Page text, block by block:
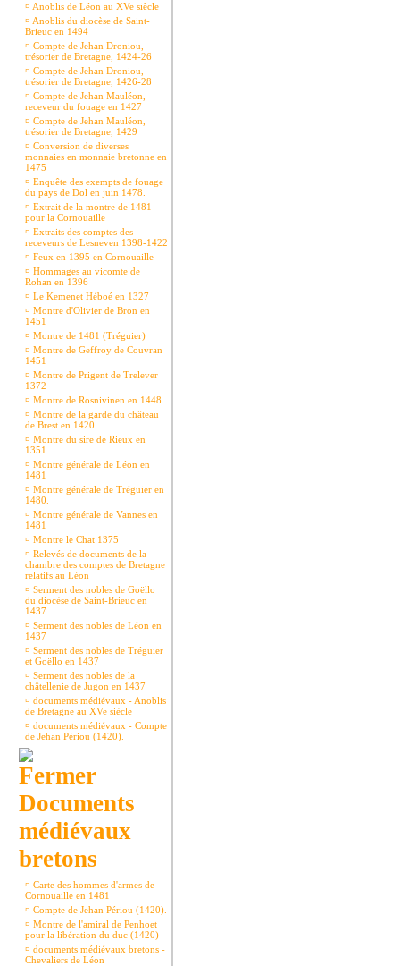
¤ Anoblis de Léon au XVe siècle
¤ Anoblis du diocèse de Saint-
Brieuc en 1494
¤ Compte de Jehan Droniou,
trésorier de Bretagne, 1424-26
¤ Compte de Jehan Droniou,
trésorier de Bretagne, 1426-28
¤ Compte de Jehan Mauléon,
receveur du fouage en 1427
¤ Compte de Jehan Mauléon,
trésorier de Bretagne, 1429
¤ Conversion de diverses
monnaies en monnaie bretonne en
1475
¤ Enquête des exempts de fouage
du pays de Dol en juin 1478.
¤ Extrait de la montre de 1481
pour la Cornouaille
¤ Extraits des comptes des
receveurs de Lesneven 1398-1422
¤ Feux en 1395 en Cornouaille
¤ Hommages au vicomte de
Rohan en 1396
¤ Le Kemenet Héboé en 1327
¤ Montre d'Olivier de Bron en
1451
¤ Montre de 1481 (Tréguier)
¤ Montre de Geffroy de Couvran
1451
¤ Montre de Prigent de Trelever
1372
¤ Montre de Rosnivinen en 1448
¤ Montre de la garde du château
de Brest en 1420
¤ Montre du sire de Rieux en
1351
¤ Montre générale de Léon en
1481
¤ Montre générale de Tréguier en
1480.
¤ Montre générale de Vannes en
1481
¤ Montre le Chat 1375
¤ Relevés de documents de la
chambre des comptes de Bretagne
relatifs au Léon
¤ Serment des nobles de Goëllo
du diocèse de Saint-Brieuc en
1437
¤ Serment des nobles de Léon en
1437
¤ Serment des nobles de Tréguier
et Goëllo en 1437
¤ Serment des nobles de la
châtellenie de Jugon en 1437
¤ documents médiévaux - Anoblis
de Bretagne au XVe siècle
¤ documents médiévaux - Compte
de Jehan Périou (1420).
Documents
médiévaux
bretons
¤ Carte des hommes d'armes de
Cornouaille en 1481
¤ Compte de Jehan Périou (1420).
¤ Montre de l'amiral de Penhoet
pour la libération du duc (1420)
¤ documents médiévaux bretons -
Chevaliers de Léon